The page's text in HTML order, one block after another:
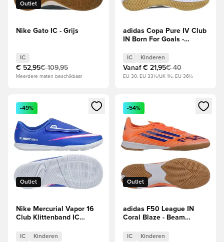
Outlet
Nike Gato IC - Grijs
IC
€ 52,95€ 109,95
Meerdere maten beschikbaar
adidas Copa Pure IV Club
IN Born For Goals -
rood Kids
IC Kinderen
Vanaf € 21,95€ 40
EU 30, EU 33½/UK 1½, EU 36½
Opent een venster om in te loggen of je aan te melden als
Outlet
-49%
Nike Mercurial Vapor 16
Club Klittenband IC
Kids
IC Kinderen
Opent een venster om in te
Outlet
-54%
adidas F50 League IN
Coral Blaze - Beam
IC Kinderen